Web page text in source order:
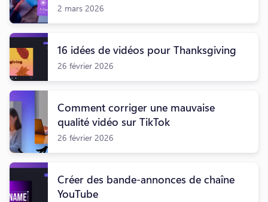
2 mars 2026
16 idées de vidéos pour Thanksgiving
26 février 2026
Comment corriger une mauvaise
qualité vidéo sur TikTok
26 février 2026
Créer des bande-annonces de chaîne
YouTube